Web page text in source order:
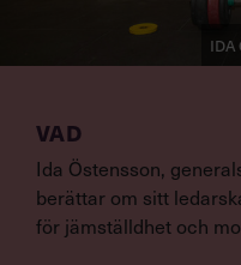
VAD
Ida Östensson,
berättar om sitt
för jämställdhet och